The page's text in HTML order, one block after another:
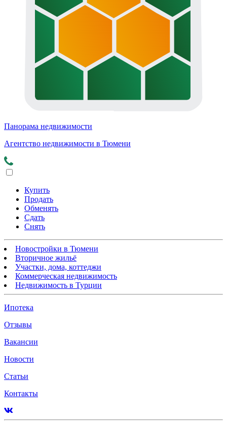
Панорама недвижимости
Агентство недвижимости в Тюмени
Купить
Продать
Обменять
Сдать
Снять
Новостройки в Тюмени
Вторичное жильё
Участки, дома, коттеджи
Коммерческая недвижимость
Недвижимость в Турции
Ипотека
Отзывы
Вакансии
Новости
Статьи
Контакты